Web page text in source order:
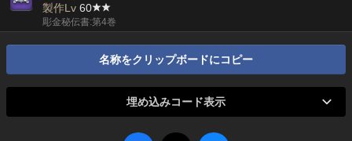
製作Lv 60
彫金秘伝書:第4巻
名称をクリップボードにコピー
埋め込みコード表示